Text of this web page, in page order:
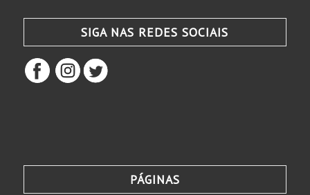
SIGA NAS REDES SOCIAIS
PÁGINAS